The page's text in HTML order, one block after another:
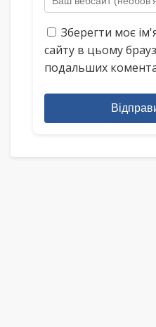
Зберегти моє
сайту в цьому
подальших